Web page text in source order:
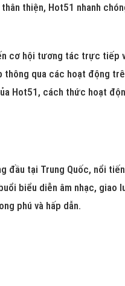
thiện, Hot51 nhanh
cơ hội tương tác trực tiếp
qua các hoạt động
Hot51, cách thức hoạt
đầu tại Trung Quốc, nổi
biểu diễn âm nhạc, giao
phú và hấp dẫn.